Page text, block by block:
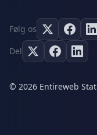
Følg os
Del
© 2026 Entireweb